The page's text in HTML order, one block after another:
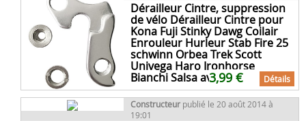
Dérailleur Cintre, suppression
de vélo Dérailleur Cintre pour
Kona Fuji Stinky Dawg Coilair
Enrouleur Hurleur Stab Fire 25
schwinn Orbea Trek Scott
Univega Haro Ironhorse
Bianchi Salsa avec boulons
3,99 € Détails
Constructeur publié le 20 août 2014 à
19:01